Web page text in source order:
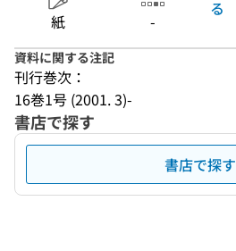
紙 -
る
資料に関する注記
刊行巻次：
16巻1号 (2001. 3)-
書店で探す
書店で探す